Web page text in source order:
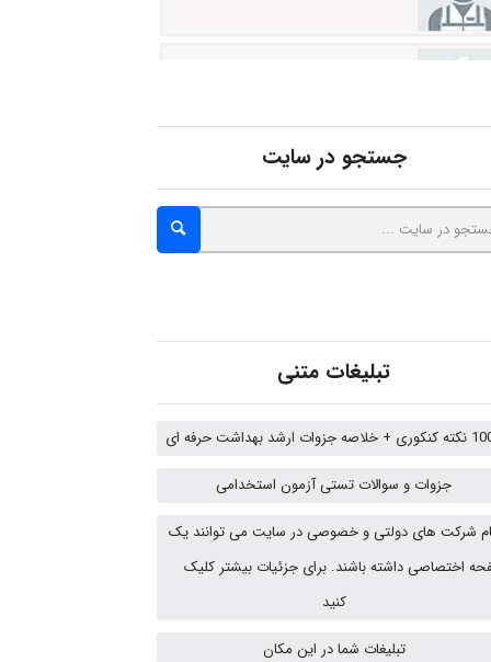
abolfazlkoshehe
fatima
Jafar Tym
fahimeh sheibani
جستجو در سایت
تبلیغات متنی
ارشد بهداشت حرفه ای
جزوات و سوالات تستی آزمون استخدامی
شرکت های دولتی و خصوصی در سایت می توانند یک
اختصاصی داشته باشند. برای جزئیات بیشتر کلیک
کنید
تبلیغات شما در این مکان